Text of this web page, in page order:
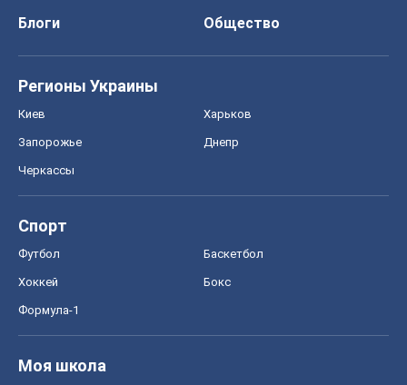
Блоги
Общество
Регионы Украины
Киев Харьков
Запорожье Днепр
Черкассы
Спорт
Футбол Баскетбол
Хоккей Бокс
Формула-1
Моя школа